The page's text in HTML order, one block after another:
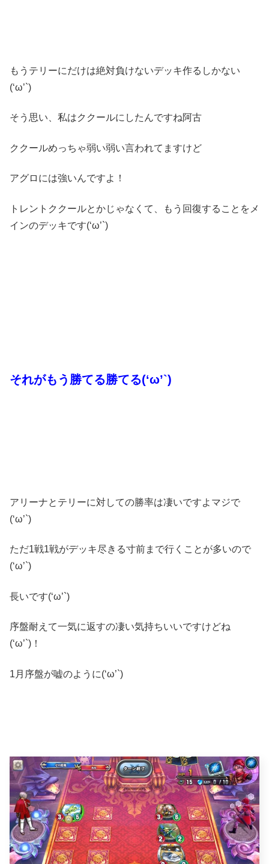
もうテリーにだけは絶対負けないデッキ作るしかない
(‘ω’`)
そう思い、私はククールにしたんですね阿古
ククールめっちゃ弱い弱い言われてますけど
アグロには強いんですよ！
トレントククールとかじゃなくて、もう回復することをメ
インのデッキです(‘ω’`)
それがもう勝てる勝てる(‘ω’`)
アリーナとテリーに対しての勝率は凄いですよマジで
(‘ω’`)
ただ1戦1戦がデッキ尽きる寸前まで行くことが多いので
(‘ω’`)
長いです(‘ω’`)
序盤耐えて一気に返すの凄い気持ちいいですけどね
(‘ω’`)！
1月序盤が嘘のように(‘ω’`)